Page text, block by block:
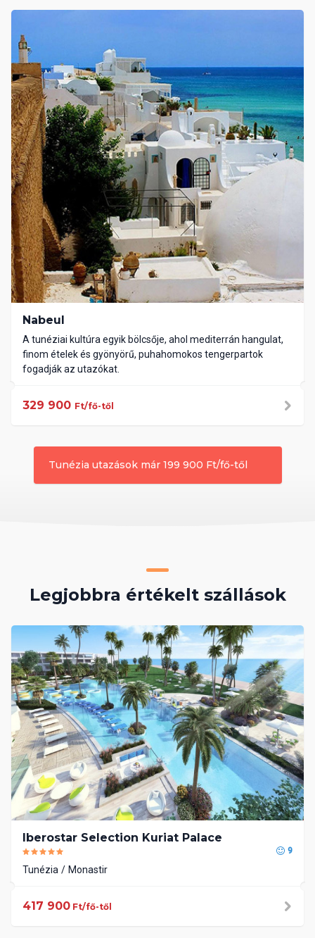
Nabeul
A tunéziai kultúra egyik bölcsője, ahol mediterrán hangulat,
finom ételek és gyönyörű, puhahomokos tengerpartok
fogadják az utazókat.
329 900 Ft/fő-től
Tunézia utazások már 199 900 Ft/fő-től
Legjobbra értékelt szállások
Iberostar Selection Kuriat Palace
9
Tunézia Monastir
417 900 Ft/fő-től